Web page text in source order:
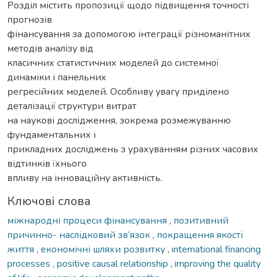
Розділ містить пропозиції щодо підвищення точності
прогнозів
фінансування за допомогою інтеграції різноманітних
методів аналізу від
класичних статистичних моделей до системної
динаміки і панельних
регресійних моделей. Особливу увагу приділено
деталізації структури витрат
на наукові дослідження, зокрема розмежуванню
фундаментальних і
прикладних досліджень з урахуванням різних часових
відтинків їхнього
впливу на інноваційну активність.
Ключові слова
міжнародні процеси фінансування , позитивний
причинно- наслідковий зв’язок, покращення якості
життя , економічні шляхи розвитку, international financing
processes , positive causal relationship , improving the quality